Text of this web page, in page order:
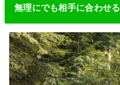
無理にでも相手に合わせる